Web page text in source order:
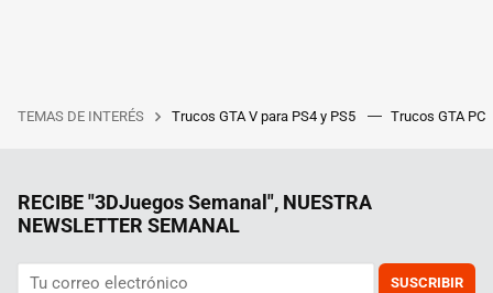
TEMAS DE INTERÉS Trucos GTA V para PS4 y PS5 Trucos GTA PC
RECIBE "3DJuegos Semanal", NUESTRA
NEWSLETTER SEMANAL
SUSCRIBIR